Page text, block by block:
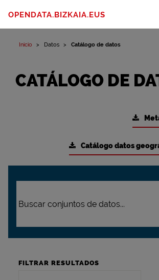
OPENDATA.BIZKAIA.EUS
Inicio Datos Catálogo de datos
CATÁLOGO DE
Catálogo datos
FILTRAR RESULTADOS